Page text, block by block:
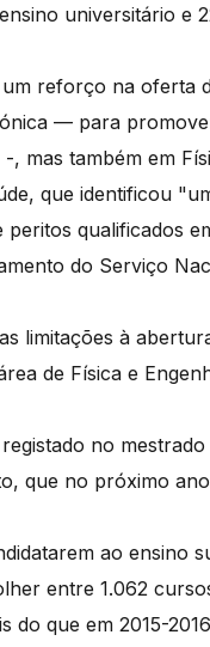
universitário e
reforço na oferta
— para
, mas também em
que identificou
peritos qualificados
do Serviço
limitações à
de Física e
no
que no próximo
ao ensino
entre 1.062
do que em 2015-